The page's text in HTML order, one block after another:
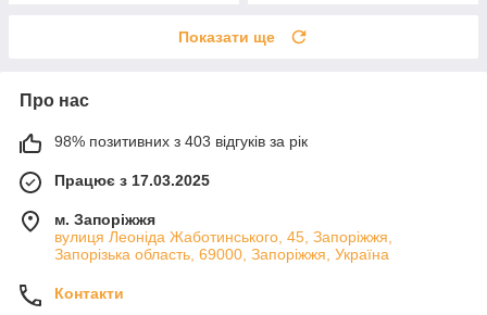
Показати ще
Про нас
98% позитивних з 403 відгуків за рік
Працює з 17.03.2025
м. Запоріжжя
вулиця Леоніда Жаботинського, 45, Запоріжжя,
Запорізька область, 69000, Запоріжжя, Україна
Контакти